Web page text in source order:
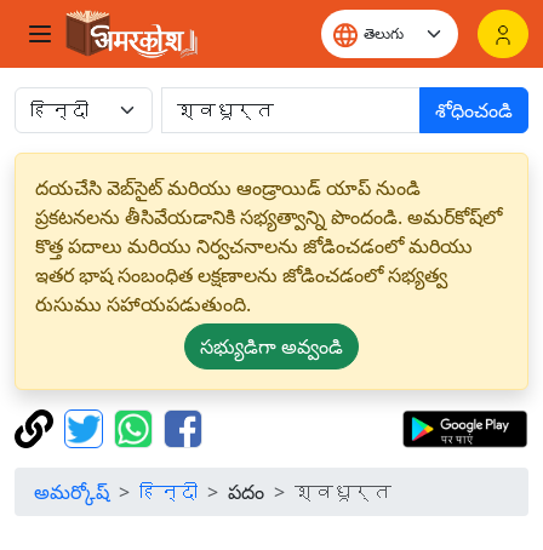
శోధించండి
దయచేసి వెబ్‌సైట్ మరియు ఆండ్రాయిడ్ యాప్ నుండి
ప్రకటనలను తీసివేయడానికి సభ్యత్వాన్ని పొందండి. అమర్‌కోష్‌లో
కొత్త పదాలు మరియు నిర్వచనాలను జోడించడంలో మరియు
ఇతర భాష సంబంధిత లక్షణాలను జోడించడంలో సభ్యత్వ
రుసుము సహాయపడుతుంది.
సభ్యుడిగా అవ్వండి
అమర్కోష్ हिन्दी పదం श्वधूर्त